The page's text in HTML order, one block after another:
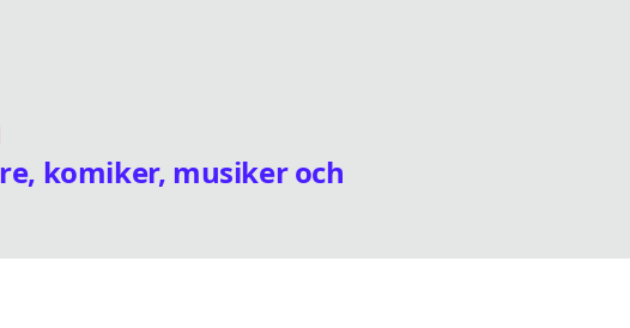
komiker, musiker och